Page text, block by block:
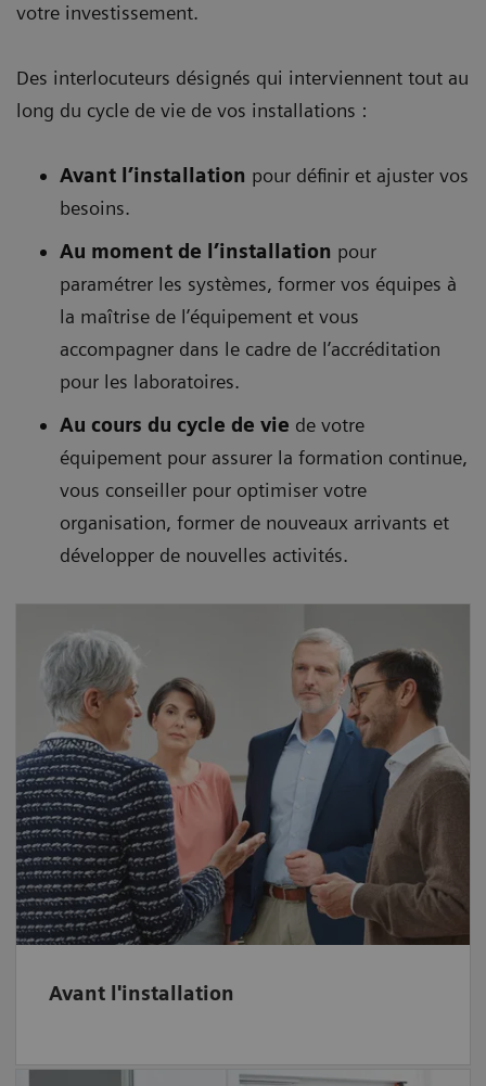
votre investissement.
Des interlocuteurs désignés qui interviennent tout au
long du cycle de vie de vos installations :
Avant l’installation pour définir et ajuster vos
besoins.
Au moment de l’installation pour
paramétrer les systèmes, former vos équipes à
la maîtrise de l’équipement et vous
accompagner dans le cadre de l’accréditation
pour les laboratoires.
Au cours du cycle de vie de votre
équipement pour assurer la formation continue,
vous conseiller pour optimiser votre
organisation, former de nouveaux arrivants et
développer de nouvelles activités.
Avant l'installation